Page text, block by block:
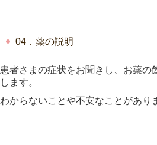
04．薬の説明
患者さまの症状をお聞きし、お薬の
します。
わからないことや不安なことがあり